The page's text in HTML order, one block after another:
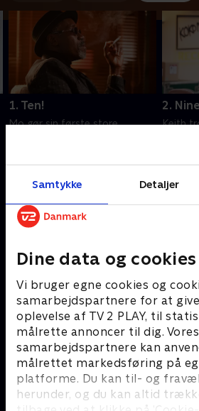
Samtykke Detaljer
Dine data og cookies
Vi bruger egne cookies og
samarbejdspartnere for at
oplevelse af TV 2 PLAY, til
målrette annoncer til dig. Vores
samarbejdspartnere kan
målrettet markedsføring på
platforme. Du kan til- og
herunder, og du kan altid
1. Ten!
Mo gør sin første store
Sorte Mandag. Blair lærer om
24. maj 2022 • 28 min
2.
Keith
Mo
24. maj
Andre så også
Robssons (dansk tale)
Komedie • 1 sæsoner